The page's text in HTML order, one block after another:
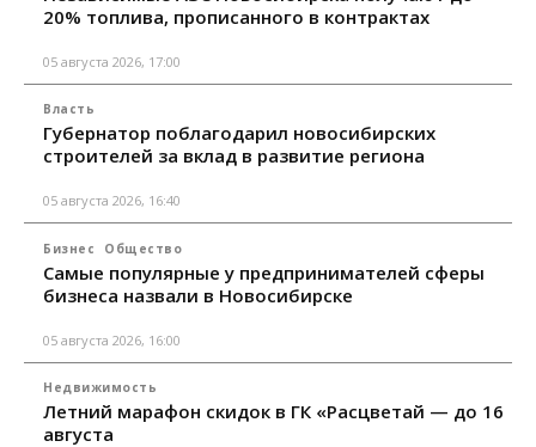
20% топлива, прописанного в контрактах
05 августа 2026, 17:00
Власть
Губернатор поблагодарил новосибирских
строителей за вклад в развитие региона
05 августа 2026, 16:40
Бизнес Общество
Самые популярные у предпринимателей сферы
бизнеса назвали в Новосибирске
05 августа 2026, 16:00
Недвижимость
Летний марафон скидок в ГК «Расцветай — до 16
августа